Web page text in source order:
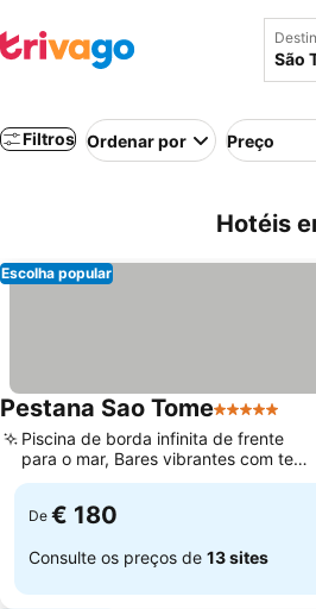
Filtros Ordenar por Preço
Hotéis
Escolha popular
Pestana Sao Tome5 Estrelas
Piscina de borda infinita de frente
para o mar, Bares vibrantes com tema
de ilha
De € 180
Consulte os preços de 13 sites